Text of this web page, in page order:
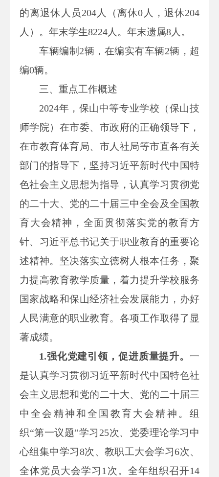
的离退休人员204人（离休0人，退休204
人）。年末学生8224人。年末遗属8人。
车辆编制2辆，在编实有车辆2辆，超
编0辆。
三、重点工作概述
2024年，保山中等专业学校（保山技
师学院）在市委、市政府的正确领导下，
在市教育体育局、市人社局等市直各有关
部门的指导下，坚持习近平新时代中国特
色社会主义思想为指导，认真学习贯彻党
的二十大、党的二十届三中全会及全国教
育大会精神，全面贯彻落实党的教育方
针、习近平总书记关于职业教育的重要论
述精神。坚决落实立德树人根本任务，聚
力提高教育教学质量，着力提升学校服务
国家战略和保山经济社会发展能力，办好
人民满意的职业教育。各项工作取得了显
著成绩。
1.强化党建引领，促进质量提升。 一
是认真学习贯彻习近平新时代中国特色社
会主义思想和党的二十大、党的二十届三
中全会精神和全国教育大会精神。组
织“第一议题”学习25次、党委理论学习中
心组集中学习8次、教职工大会学习6次、
全体党员大会学习1次。全年组织召开14